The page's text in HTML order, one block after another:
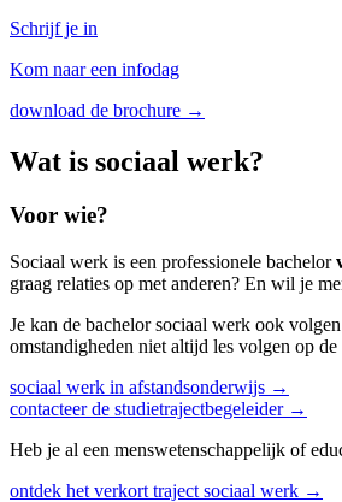
Schrijf je in
Kom naar een infodag
download de brochure →
Wat is sociaal werk?
Voor wie?
Sociaal werk is een professionele bachelor
graag relaties op met anderen? En wil je
Je kan de bachelor sociaal werk ook
omstandigheden niet altijd les volgen op de
sociaal werk in afstandsonderwijs →
contacteer de studietrajectbegeleider →
Heb je al een menswetenschappelijk of
ontdek het verkort traject sociaal werk →